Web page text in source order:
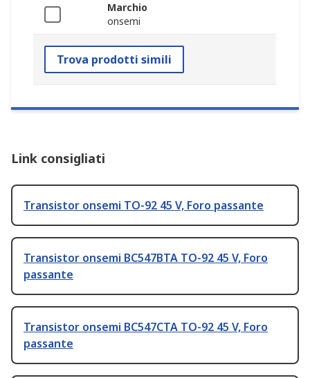
Marchio
onsemi
Trova prodotti simili
Link consigliati
Transistor onsemi TO-92 45 V, Foro passante
Transistor onsemi BC547BTA TO-92 45 V, Foro
passante
Transistor onsemi BC547CTA TO-92 45 V, Foro
passante